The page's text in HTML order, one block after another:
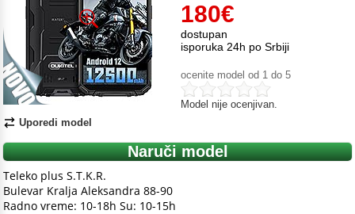
Uporedi model
180€
dostupan
isporuka 24h po Srbiji
ocenite model od 1 do 5
Model nije ocenjivan.
Naruči model
Teleko plus S.T.K.R.
Bulevar Kralja Aleksandra 88-90
Radno vreme: 10-18h Su: 10-15h